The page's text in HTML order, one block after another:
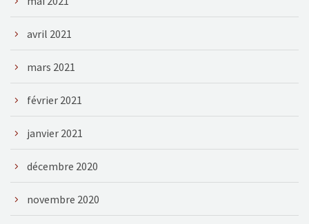
avril 2021
mars 2021
février 2021
janvier 2021
décembre 2020
novembre 2020